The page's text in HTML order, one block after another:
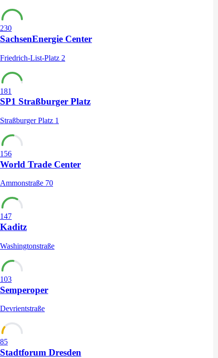
230
SachsenEnergie Center
Friedrich-List-Platz 2
181
SP1 Straßburger Platz
Straßburger Platz 1
156
World Trade Center
Ammonstraße 70
147
Kaditz
Washingtonstraße
103
Semperoper
Devrientstraße
85
Stadtforum Dresden